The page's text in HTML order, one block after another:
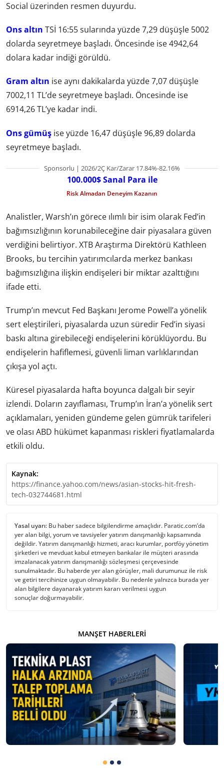
Social üzerinden resmen duyurdu.
Ons altın TSİ 16:55 sularında yüzde 7,29 düşüşle 5002
dolarda seyretmeye başladı. Öncesinde ise 4942,64
dolara kadar indiği görüldü.
Gram altın ise aynı dakikalarda yüzde 7,07 düşüşle
7002,11 TL’de seyretmeye başladı. Öncesinde ise
6914,26 TL’ye kadar indi.
Ons gümüş ise yüzde 16,47 düşüşle 96,89 dolarda
seyretmeye başladı.
Sponsorlu | 2026/2Ç Kar/Zarar 17.84%-82.16%
100.000$ Sanal Para ile
Risk Almadan Deneyim Kazanın
Analistler, Warsh’ın görece ılımlı bir isim olarak Fed’in
bağımsızlığının korunabileceğine dair piyasalara güven
verdiğini belirtiyor. XTB Araştırma Direktörü Kathleen
Brooks, bu tercihin yatırımcılarda merkez bankası
bağımsızlığına ilişkin endişeleri bir miktar azalttığını
ifade etti.
Trump’ın mevcut Fed Başkanı Jerome Powell’a yönelik
sert eleştirileri, piyasalarda uzun süredir Fed’in siyasi
baskı altına girebileceği endişelerini körüklüyordu. Bu
endişelerin hafiflemesi, güvenli liman varlıklarından
çıkışa yol açtı.
Küresel piyasalarda hafta boyunca dalgalı bir seyir
izlendi. Doların zayıflaması, Trump’ın İran’a yönelik sert
açıklamaları, yeniden gündeme gelen gümrük tarifeleri
ve olası ABD hükümet kapanması riskleri fiyatlamalarda
etkili oldu.
Kaynak:
https://finance.yahoo.com/news/asian-stocks-hit-fresh-
tech-032744681.html
Yasal uyarı: Bu haber sadece bilgilendirme amaçlıdır. Paratic.com’da
yer alan bilgi, yorum ve tavsiyeler yatırım danışmanlığı kapsamında
değildir. Yatırım danışmanlığı hizmeti, aracı kurumlar, portföy yönetim
şirketleri ve mevduat kabul etmeyen bankalar ile müşteri arasında
imzalanacak yatırım danışmanlığı sözleşmesi çerçevesinde
sunulmaktadır. Bu haberde yer alan görüşler, mali durumunuz ile risk
ve getiri tercihinize uygun olmayabilir. Bu nedenle yalnızca burada yer
alan bilgilere dayanarak yatırım kararı verilmesi uygun
sonuçlar doğurmayabilir.
MANŞET HABERLERI